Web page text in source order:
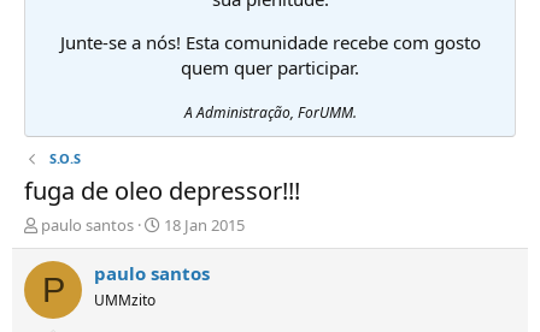
Junte-se a nós! Esta comunidade recebe com gosto
quem quer participar.
A Administração, ForUMM.
S.O.S
fuga de oleo depressor!!!
I
n
i
i
paulo santos
D
a
t
18 Jan 2015
P paulo santos
UMMzito